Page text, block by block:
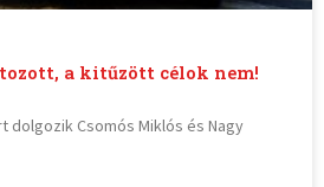
a kitűzött célok nem!
dolgozik Csomós Miklós és Nagy